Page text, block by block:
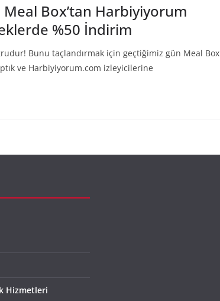
Box’tan Harbiyiyorum
%50 İndirim
Bunu taçlandırmak için geçtiğimiz gün Meal Box
ve Harbiyiyorum.com izleyicilerine
Hizmetleri